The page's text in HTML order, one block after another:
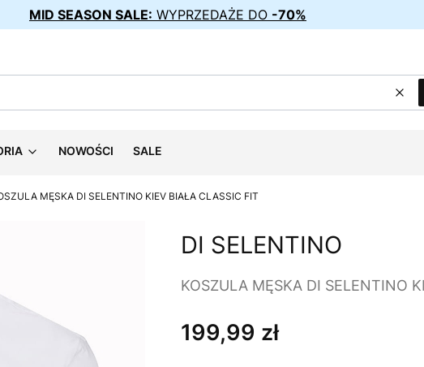
MID SEASON SALE: WYPRZEDAŻE DO -70%
NOWOŚCI SALE
MĘSKA DI SELENTINO KIEV BIAŁA CLASSIC FIT
DI SELENTINO
KOSZULA MĘSKA DI SELENTINO
Cena
199,99 zł